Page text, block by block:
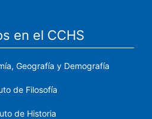
en el CCHS
Geografía y Demografía
de Filosofía
de Historia